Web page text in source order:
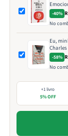
-40%
No
Eu,
-58%
No
+1 livro
5% OFF